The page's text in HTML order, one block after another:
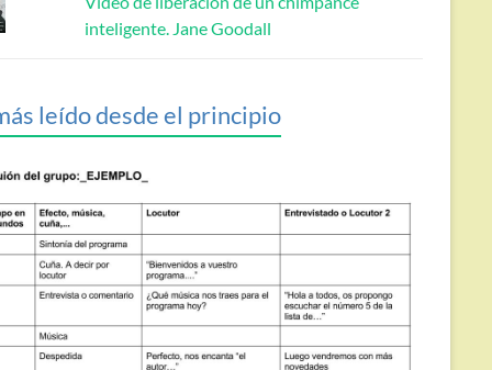
inteligente. Jane Goodall
leído desde el principio